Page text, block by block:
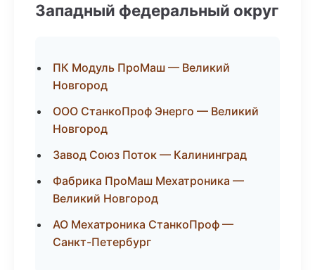
Западный федеральный округ
ПК Модуль ПроМаш — Великий
Новгород
ООО СтанкоПроф Энерго — Великий
Новгород
Завод Союз Поток — Калининград
Фабрика ПроМаш Мехатроника —
Великий Новгород
АО Мехатроника СтанкоПроф —
Санкт-Петербург